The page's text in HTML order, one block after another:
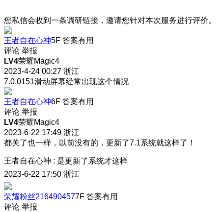
您私信会收到一条调研链接，邀请您针对本次服务进行评价。
王者自在心神5F 答案有用
评论 举报
LV4荣耀Magic4
2023-4-24 00:27 浙江
7.0.0151滑动屏幕经常出现这个情况
王者自在心神6F 答案有用
评论 举报
LV4荣耀Magic4
2023-6-22 17:49 浙江
都关了也一样，以前没有的，更新了7.1系统就这样了！
王者自在心神 : 是更新了系统才这样
2023-6-22 17:50 浙江
荣耀粉丝2164904577F 答案有用
评论 举报